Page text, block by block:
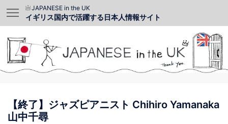
JAPANESE in the UK
イギリス国内で活躍する日本人情報サイト
【終了】ジャズピアニスト Chihiro Yamanaka
山中千尋